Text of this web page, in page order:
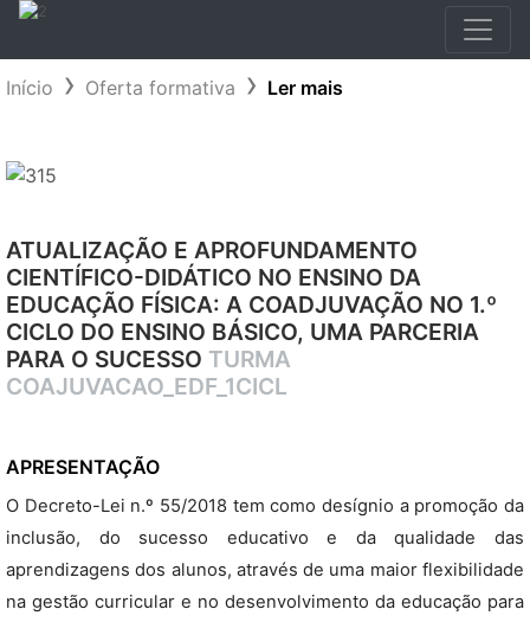
Início Oferta formativa Ler mais
ATUALIZAÇÃO E APROFUNDAMENTO
CIENTÍFICO-DIDÁTICO NO ENSINO DA
EDUCAÇÃO FÍSICA: A COADJUVAÇÃO NO 1.º
CICLO DO ENSINO BÁSICO, UMA PARCERIA
PARA O SUCESSO TURMA
COAJUVACAO_EDF_1CICL
APRESENTAÇÃO
O Decreto-Lei n.º 55/2018 tem como desígnio a promoção da
inclusão, do sucesso educativo e da qualidade das
aprendizagens dos alunos, através de uma maior flexibilidade
na gestão curricular e no desenvolvimento da educação para